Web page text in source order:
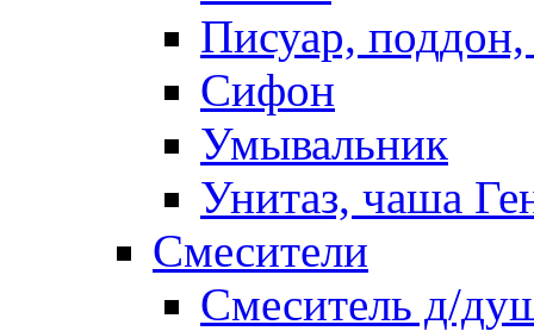
Писуар, поддон,
Сифон
Умывальник
Унитаз, чаша
Смесители
Смеситель д/